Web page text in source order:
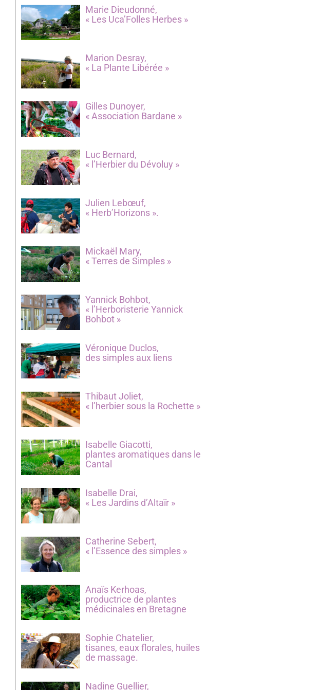
Marie Dieudonné,
« Les Uca’Folles Herbes »
Marion Desray,
« La Plante Libérée »
Gilles Dunoyer,
« Association Bardane »
Luc Bernard,
« l’Herbier du Dévoluy »
Julien Lebœuf,
« Herb’Horizons ».
Mickaël Mary,
« Terres de Simples »
Yannick Bohbot,
« l’Herboristerie Yannick
Bohbot »
Véronique Duclos,
des simples aux liens
Thibaut Joliet,
« l’herbier sous la Rochette »
Isabelle Giacotti,
plantes aromatiques dans le
Cantal
Isabelle Drai,
« Les Jardins d’Altaïr »
Catherine Sebert,
« l’Essence des simples »
Anaïs Kerhoas,
productrice de plantes
médicinales en Bretagne
Sophie Chatelier,
tisanes, eaux florales, huiles
de massage.
Nadine Guellier,